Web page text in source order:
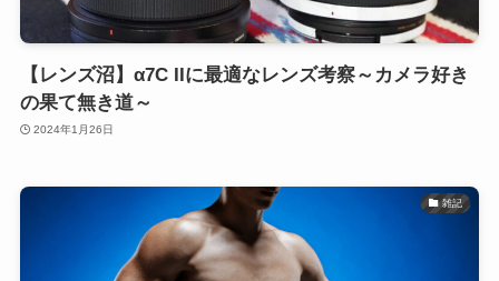
【レンズ沼】α7C IIに最適なレンズ考察～カメラ好き
の果て無き道～
2024年1月26日
雑記